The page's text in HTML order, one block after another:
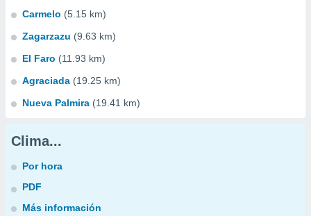
Carmelo (5.15 km)
Zagarzazu (9.63 km)
El Faro (11.93 km)
Agraciada (19.25 km)
Nueva Palmira (19.41 km)
Clima...
Por hora
PDF
Más información